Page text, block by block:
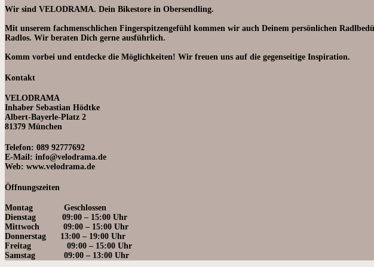
Wir sind VELODRAMA. Dein Bikestore in Obersendling.
Mit unserem fachmenschlichen Fingerspitzengefühl kommen wir auch Deinem persönlichen
Radlos. Wir beraten Dich gerne ausführlich.
Komm vorbei und entdecke die Möglichkeiten! Wir freuen uns auf die gegenseitige Inspiration.
Kontakt
VELODRAMA
Inhaber Sebastian Hödtke
Albert-Bayerle-Platz 2
81379 München
Telefon: 089 92777692
E-Mail: info@velodrama.de
Web: www.velodrama.de
Öffnungszeiten
Montag Geschlossen
Dienstag 09:00 – 15:00 Uhr
Mittwoch 09:00 – 15:00 Uhr
Donnerstag 13:00 – 19:00 Uhr
Freitag 09:00 – 15:00 Uhr
Samstag 09:00 – 13:00 Uhr